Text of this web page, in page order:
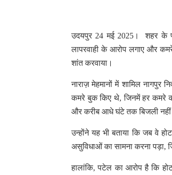
उदयपुर 24 मई 2025। शहर के
लापरवाही के आरोप लगाए और
शांत करवाया।
नाराज़ मेहमानों में शामिल नागपुर
कमरे बुक किए थे, जिनमें हर कमरे
और करीब आधे घंटे तक बिजली नहीं
उन्होंने यह भी बताया कि जब वे
असुविधाओं का सामना करना पड़ा,
हालांकि, पटेल का आरोप है कि